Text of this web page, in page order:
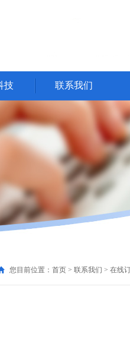
技 联系我们
您目前位置：首页 > 联系我们 > 在线